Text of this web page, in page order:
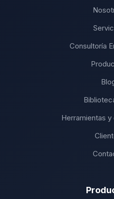
Consultoría
Herramientas